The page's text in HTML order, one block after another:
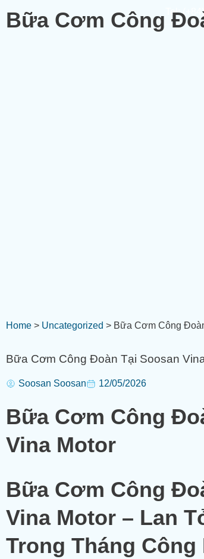
Tel:
Bữa Cơm Công
Home > Uncategorized > Bữa Cơm Công
Bữa Cơm Công Đoàn Tại Soosan
Soosan Soosan 12/05/2026
Bữa Cơm Công
Vina Motor
Bữa Cơm Công
Vina Motor – Lan
Trong Tháng Công